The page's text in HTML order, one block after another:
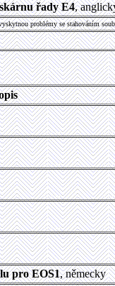
řady E4,
problémy se stahováním
pro EOS1, německy